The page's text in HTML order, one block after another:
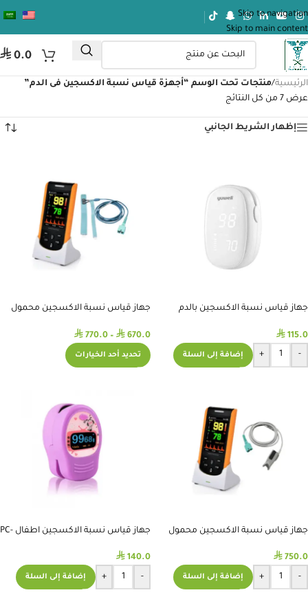
Skip to navigation
Skip to main content
⃁ 0.0
الرئيسية/منتجات تحت الوسم “أجهزة قياس نسبة الاكسجين فى الدم”
عرض ⁦7⁩ من كل النتائج
إظهار الشريط الجانبي
جهاز قياس نسبة الاكسجين بالدم
⃁ 115.0
-
+ إضافة إلى السلة
جهاز قياس نسبة الاكسجين محمول
⃁ 670.0
–
⃁ 770.0
تحديد أحد الخيارات
جهاز قياس نسبة الاكسجين محمول
⃁ 750.0
-
+ إضافة إلى السلة
جهاز قياس نسبة الاكسجين اطفال PC-
⃁ 140.0
-
+ إضافة إلى السلة